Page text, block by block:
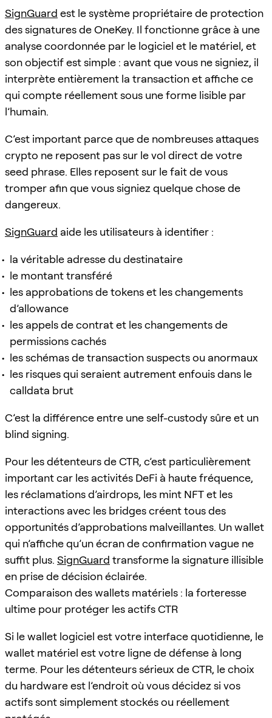
SignGuard est le système propriétaire de protection
des signatures de OneKey. Il fonctionne grâce à une
analyse coordonnée par le logiciel et le matériel, et
son objectif est simple : avant que vous ne signiez, il
interprète entièrement la transaction et affiche ce
qui compte réellement sous une forme lisible par
l’humain.
C’est important parce que de nombreuses attaques
crypto ne reposent pas sur le vol direct de votre
seed phrase. Elles reposent sur le fait de vous
tromper afin que vous signiez quelque chose de
dangereux.
SignGuard aide les utilisateurs à identifier :
la véritable adresse du destinataire
le montant transféré
les approbations de tokens et les changements
d’allowance
les appels de contrat et les changements de
permissions cachés
les schémas de transaction suspects ou anormaux
les risques qui seraient autrement enfouis dans le
calldata brut
C’est la différence entre une self-custody sûre et un
blind signing.
Pour les détenteurs de CTR, c’est particulièrement
important car les activités DeFi à haute fréquence,
les réclamations d’airdrops, les mint NFT et les
interactions avec les bridges créent tous des
opportunités d’approbations malveillantes. Un wallet
qui n’affiche qu’un écran de confirmation vague ne
suffit plus. SignGuard transforme la signature illisible
en prise de décision éclairée.
Comparaison des wallets matériels : la forteresse
ultime pour protéger les actifs CTR
Si le wallet logiciel est votre interface quotidienne, le
wallet matériel est votre ligne de défense à long
terme. Pour les détenteurs sérieux de CTR, le choix
du hardware est l’endroit où vous décidez si vos
actifs sont simplement stockés ou réellement